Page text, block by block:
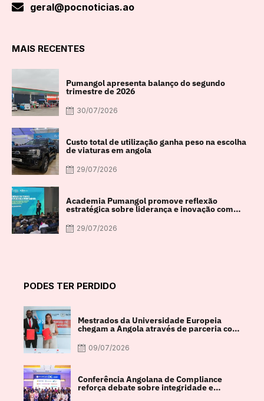
geral@pocnoticias.ao
MAIS RECENTES
Pumangol apresenta balanço do segundo
trimestre de 2026
30/07/2026
Custo total de utilização ganha peso na escolha
de viaturas em angola
29/07/2026
Academia Pumangol promove reflexão
estratégica sobre liderança e inovação com
29/07/2026
PODES TER PERDIDO
Mestrados da Universidade Europeia
chegam a Angola através de parceria com
09/07/2026
Conferência Angolana de Compliance
reforça debate sobre integridade e